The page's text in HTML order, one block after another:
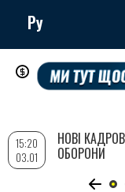
Перейти
до
вмісту
Ру
15:20
03.01
НОВІ
ОБОРОНИ